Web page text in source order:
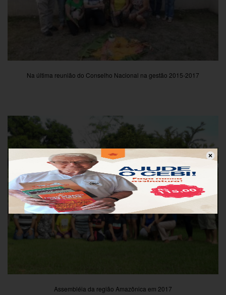
Na última reunião do Conselho Nacional na gestão 2015-2017
Assembléia da região Amazônica em 2017